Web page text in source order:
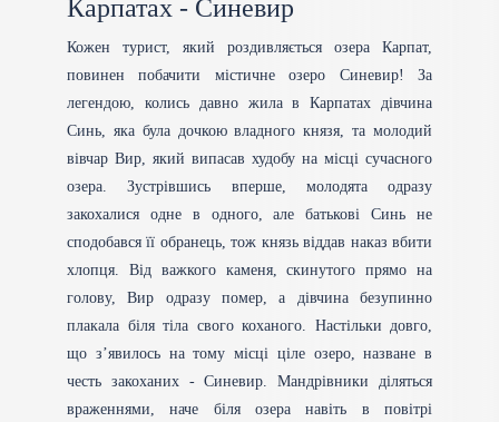
Карпатах - Синевир
Кожен турист, який роздивляється озера Карпат,
повинен побачити містичне озеро Синевир! За
легендою, колись давно жила в Карпатах дівчина
Синь, яка була дочкою владного князя, та молодий
вівчар Вир, який випасав худобу на місці сучасного
озера. Зустрівшись вперше, молодята одразу
закохалися одне в одного, але батькові Синь не
сподобався її обранець, тож князь віддав наказ вбити
хлопця. Від важкого каменя, скинутого прямо на
голову, Вир одразу помер, а дівчина безупинно
плакала біля тіла свого коханого. Настільки довго,
що з’явилось на тому місці ціле озеро, назване в
честь закоханих - Синевир. Мандрівники діляться
враженнями, наче біля озера навіть в повітрі